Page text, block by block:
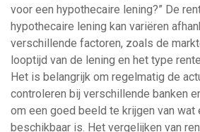
voor een hypothecaire lening?” De
hypothecaire lening kan variëren
verschillende factoren, zoals de
looptijd van de lening en het type
Het is belangrijk om regelmatig de
controleren bij verschillende banken
om een goed beeld te krijgen van wat
beschikbaar is. Het vergelijken van